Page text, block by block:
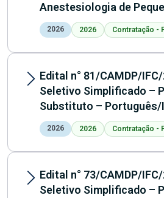
Anestesiologia de
2026 2026 Contratação -
Edital n° 81/CAMDP/
Seletivo Simplificado –
Substituto – Português/
2026 2026 Contratação -
Edital n° 73/CAMDP/
Seletivo Simplificado –